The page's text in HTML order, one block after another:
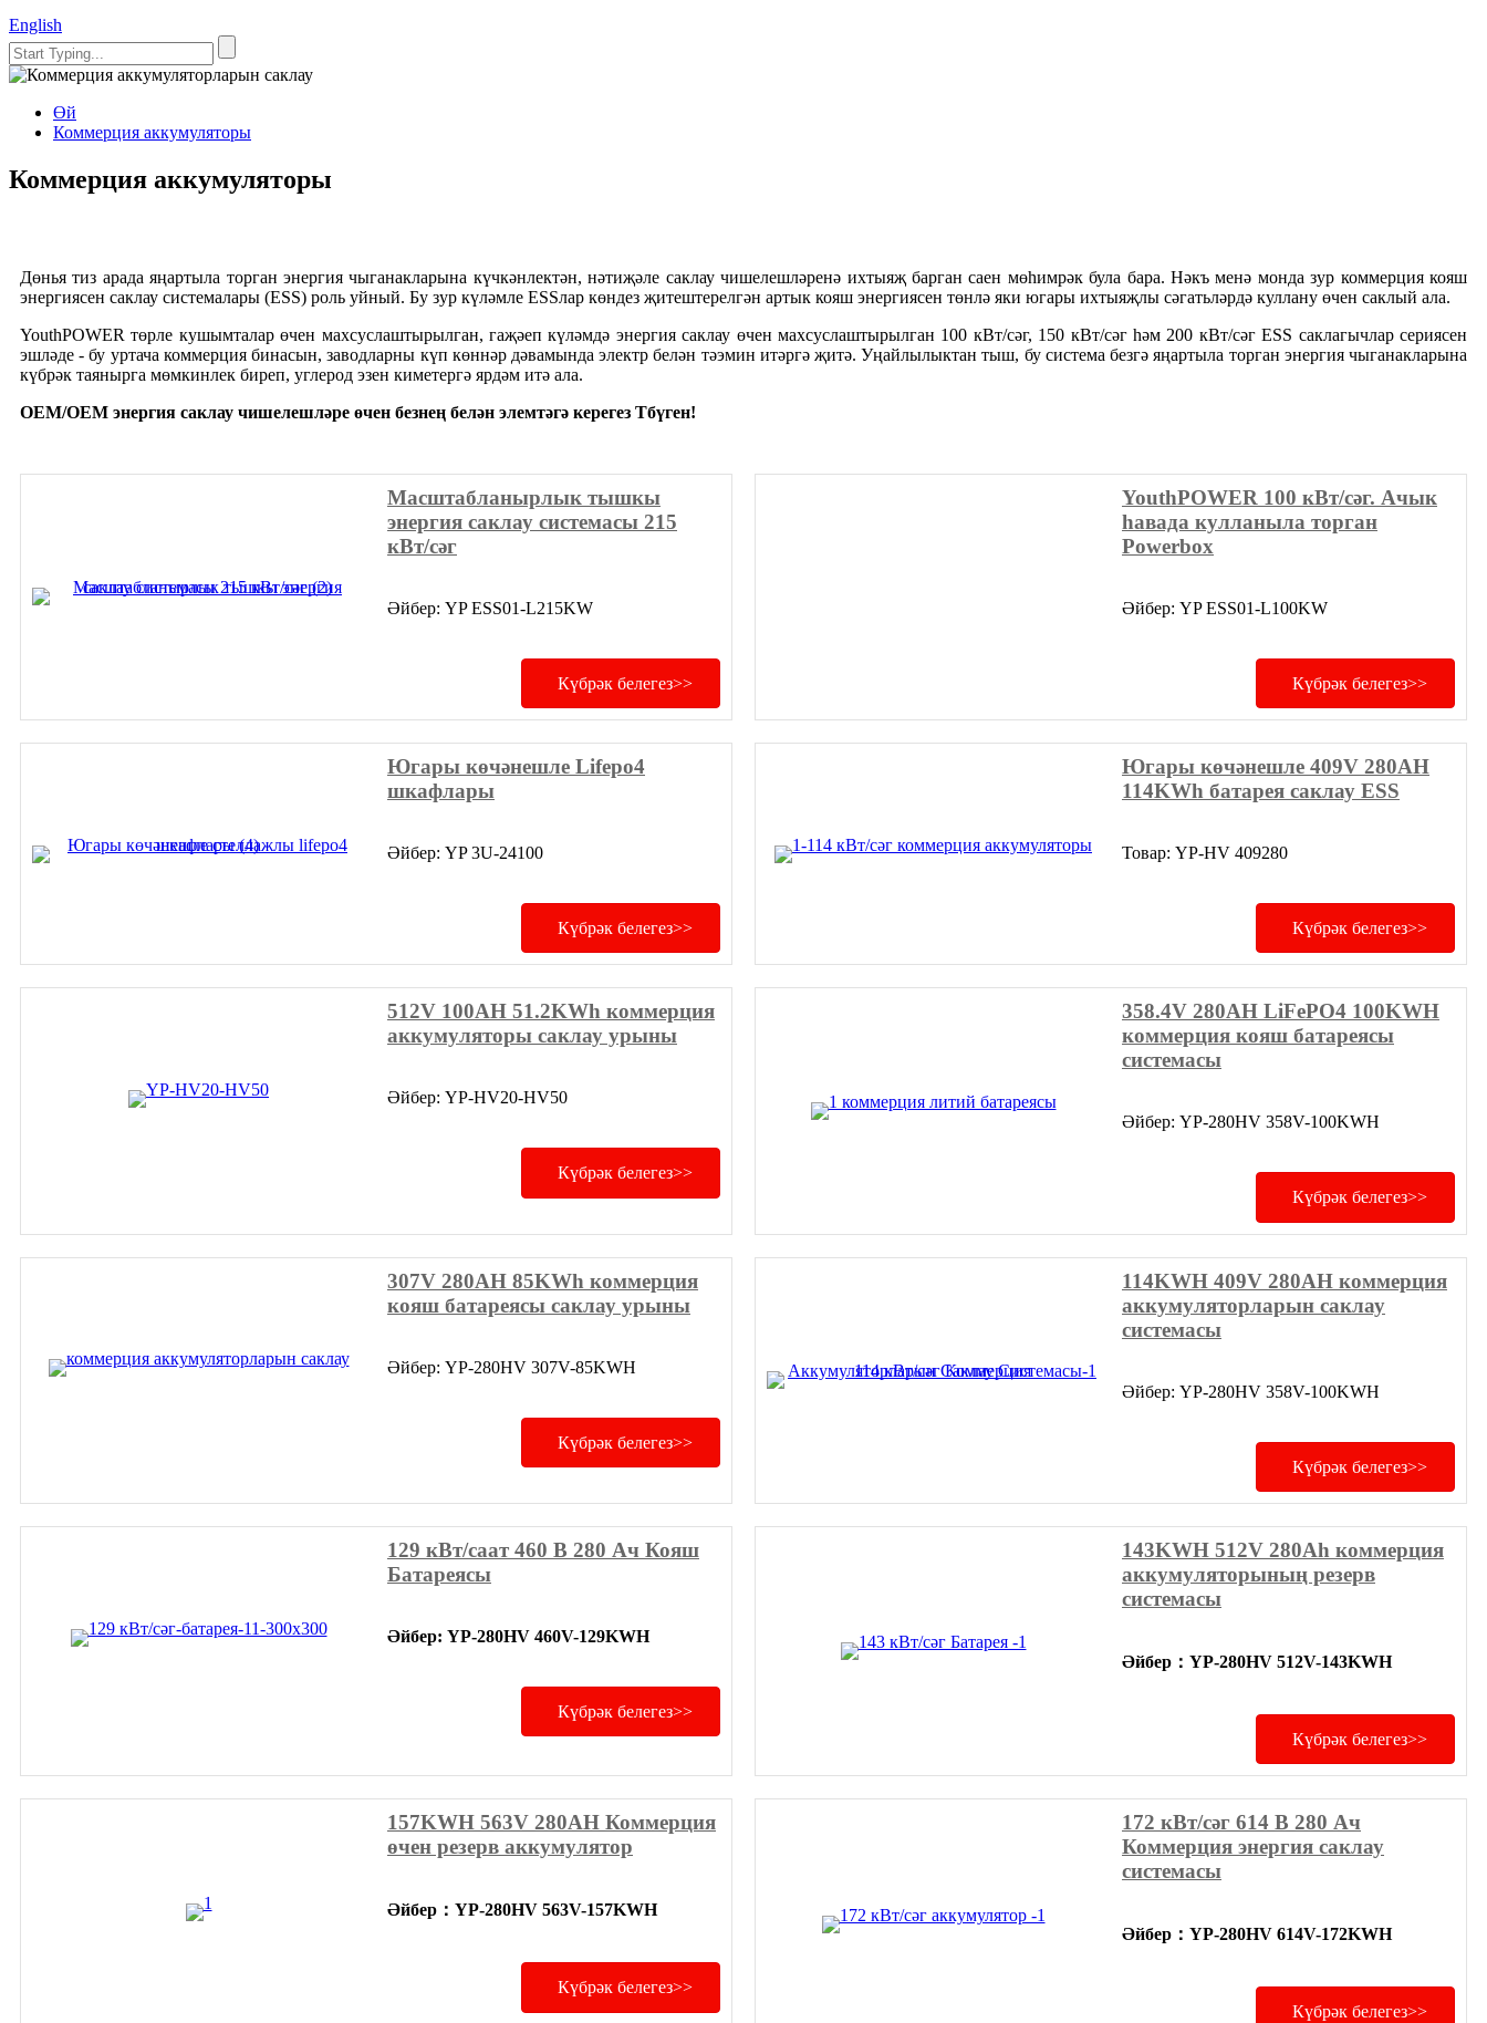
English
Өй
Коммерция аккумуляторы
Коммерция аккумуляторы
Дөнья тиз арада яңартыла торган энергия чыганакларына күчкәнлектән, нәтиҗәле саклау чишелешләренә ихтыяҗ барган саен мөһимрәк була бара. Нәкъ менә монда зур коммерция кояш
энергиясен саклау системалары (ESS) роль уйный. Бу зур күләмле ESSлар көндез җитештерелгән артык кояш энергиясен төнлә яки югары ихтыяҗлы сәгатьләрдә куллану өчен саклый ала.
YouthPOWER төрле кушымталар өчен махсуслаштырылган, гаҗәеп күләмдә энергия саклау өчен махсуслаштырылган 100 кВт/сәг, 150 кВт/сәг һәм 200 кВт/сәг ESS саклагычлар сериясен
эшләде - бу уртача коммерция бинасын, заводларны күп көннәр дәвамында электр белән тәэмин итәргә җитә. Уңайлылыктан тыш, бу система безгә яңартыла торган энергия чыганакларына
күбрәк таянырга мөмкинлек биреп, углерод эзен киметергә ярдәм итә ала.
OEM/OEM энергия саклау чишелешләре өчен безнең белән элемтәгә керегез Tбүген!
Масштабланырлык тышкы
энергия саклау системасы 215
кВт/сәг
Әйбер: YP ESS01-L215KW
Күбрәк белегез>>
YouthPOWER 100 кВт/сәг. Ачык
һавада кулланыла торган
Powerbox
Әйбер: YP ESS01-L100KW
Күбрәк белегез>>
Югары көчәнешле Lifepo4
шкафлары
Әйбер: YP 3U-24100
Күбрәк белегез>>
Югары көчәнешле 409V 280AH
114KWh батарея саклау ESS
Товар: YP-HV 409280
Күбрәк белегез>>
512V 100AH ​​51.2KWh коммерция
аккумуляторы саклау урыны
Әйбер: YP-HV20-HV50
Күбрәк белегез>>
358.4V 280AH LiFePO4 100KWH
коммерция кояш батареясы
системасы
Әйбер: YP-280HV 358V-100KWH
Күбрәк белегез>>
307V 280AH 85KWh коммерция
кояш батареясы саклау урыны
Әйбер: YP-280HV 307V-85KWH
Күбрәк белегез>>
114KWH 409V 280AH коммерция
аккумуляторларын саклау
системасы
Әйбер: YP-280HV 358V-100KWH
Күбрәк белегез>>
129 кВт/саат 460 В 280 Ач Кояш
Батареясы
Әйбер: YP-280HV 460V-129KWH
Күбрәк белегез>>
143KWH 512V 280Ah коммерция
аккумуляторының резерв
системасы
Әйбер ： YP-280HV 512V-143KWH
Күбрәк белегез>>
157KWH 563V 280AH Коммерция
өчен резерв аккумулятор
Әйбер ： YP-280HV 563V-157KWH
Күбрәк белегез>>
172 кВт/сәг 614 В 280 Ач
Коммерция энергия саклау
системасы
Әйбер ： YP-280HV 614V-172KWH
Күбрәк белегез>>